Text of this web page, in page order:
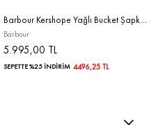
Barbour Kershope Yağlı Bucket Şapka SG71 Dusky Green
Barbour
5.995,00 TL
SEPETTE %25 İNDİRİM 4496,25 TL